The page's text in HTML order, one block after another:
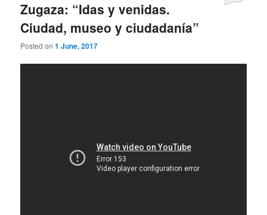
Zugaza: “Idas y venidas.
Ciudad, museo y ciudadanía”
Posted on1 June, 2017